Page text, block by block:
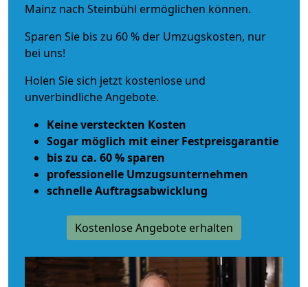
Mainz nach Steinbühl ermöglichen können.
Sparen Sie bis zu 60 % der Umzugskosten, nur
bei uns!
Holen Sie sich jetzt kostenlose und
unverbindliche Angebote.
Keine versteckten Kosten
Sogar möglich mit einer Festpreisgarantie
bis zu ca. 60 % sparen
professionelle Umzugsunternehmen
schnelle Auftragsabwicklung
Kostenlose Angebote erhalten